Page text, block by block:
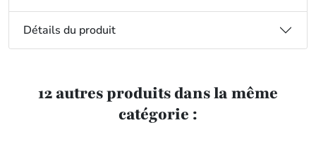
Détails du produit
12 autres produits dans la même
catégorie :